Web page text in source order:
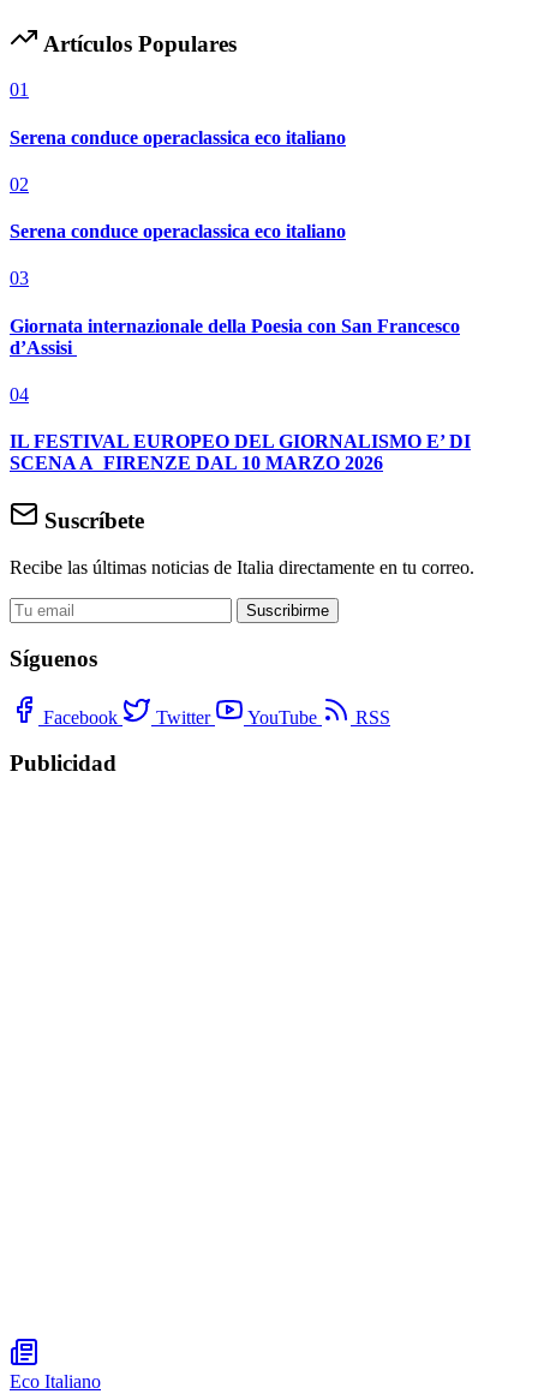
Artículos Populares
01
Serena conduce operaclassica eco italiano
02
Serena conduce operaclassica eco italiano
03
Giornata internazionale della Poesia con San Francesco
d’Assisi
04
IL FESTIVAL EUROPEO DEL GIORNALISMO E’ DI
SCENA A FIRENZE DAL 10 MARZO 2026
Suscríbete
Recibe las últimas noticias de Italia directamente en tu correo.
Suscribirme
Síguenos
Facebook Twitter YouTube RSS
Publicidad
Eco Italiano